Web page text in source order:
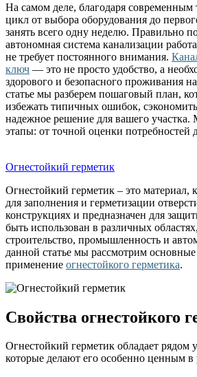
На самом деле, благодаря современным
цикл от выбора оборудования до
занять всего одну неделю. Правильно
автономная система канализации
не требует постоянного внимания.
ключ — это не просто удобство, а
здорового и безопасного проживания
статье мы разберем пошаговый план,
избежать типичных ошибок,
надежное решение для вашего
этапы: от точной оценки потребностей
Огнестойкий герметик
Огнестойкий герметик – это материал,
для заполнения и герметизации
конструкциях и предназначен для
быть использован в различных
строительство, промышленность и
данной статье мы рассмотрим основные
применение огнестойкого герметика.
Свойства огнестойкого
Огнестойкий герметик обладает рядом
которые делают его особенно ценным в